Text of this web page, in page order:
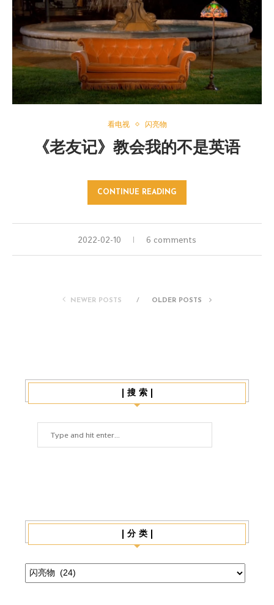
看电视 闪亮物
《老友记》教会我的不是英语
CONTINUE READING
2022-02-10 6 comments
NEWER POSTS OLDER POSTS
| 搜 索 |
| 分 类 |